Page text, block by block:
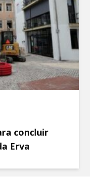
concluir
Erva